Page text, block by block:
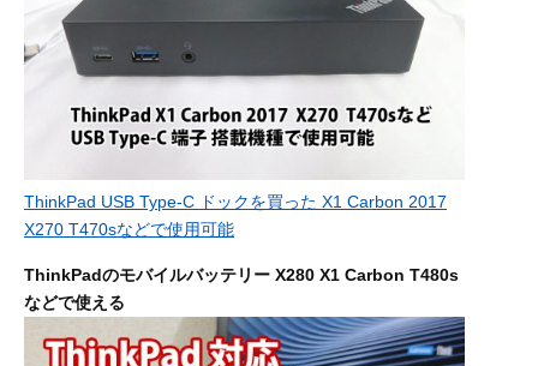
ThinkPad USB Type-C ドックを買った X1 Carbon 2017
X270 T470sなどで使用可能
ThinkPadのモバイルバッテリー X280 X1 Carbon T480s
などで使える